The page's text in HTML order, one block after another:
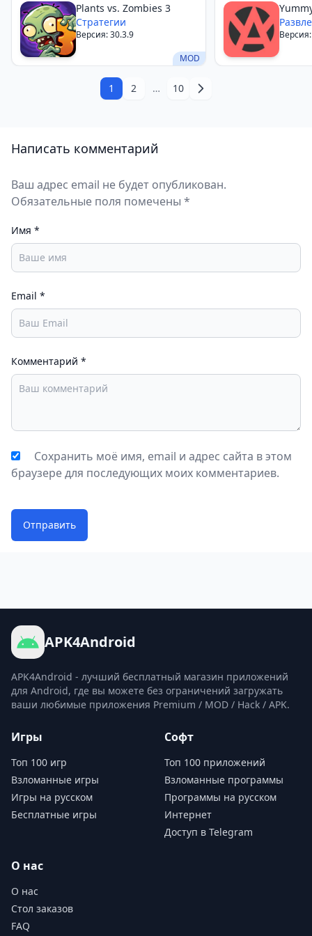
MOD
Plants vs. Zombies 3
Стратегии
Версия: 30.3.9
1 2 … 10
Написать комментарий
Ваш адрес email не будет опубликован.
Обязательные поля помечены *
Имя *
Email *
Комментарий *
Сохранить моё имя, email и адрес сайта в этом
браузере для последующих моих комментариев.
Отправить
APK4Android
APK4Android - лучший бесплатный магазин приложений
для Android, где вы можете без ограничений загружать
ваши любимые приложения Premium / MOD / Hack / APK.
Игры
Топ 100 игр
Взломанные игры
Игры на русском
Бесплатные игры
Софт
Топ 100 приложений
Взломанные программы
Программы на русском
Интернет
Доступ в Telegram
О нас
О нас
Стол заказов
FAQ